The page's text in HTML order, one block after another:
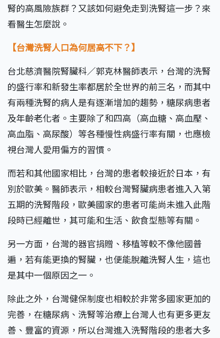
腎的高風險族群？又該如何避免走到洗腎這一步？來
看醫生怎麼說。
【台灣洗腎人口為何居高不下？】
台北慈濟醫院腎臟科／郭克林醫師表示，台灣的洗腎
的盛行率和新發生率都居於全世界的前三名，而其中
有兩種洗腎的病人是有逐漸增加的趨勢，糖尿病患者
及年齡老化者。主要除了和四高（高血糖、高血壓、
高血脂、高尿酸）等各種慢性病盛行率有關，也應檢
視台灣人愛用偏方的習慣。
而若和其他國家相比，台灣的患者較接近於日本，有
別於歐美。醫師表示，相較台灣腎臟病患者進入入第
五期的洗腎階段，歐美國家的患者可能尚未進入此階
段時已經離世，其可能和生活、飲食型態等有關。
另一方面，台灣的器官捐贈、移植等較不像他國普
遍，若有能更換的腎臟，也便能脫離洗腎人生，這也
是其中一個原因之一。
除此之外，台灣健保制度也相較於非常多國家更加的
完善，在糖尿病、洗腎等治療上台灣人也有更多更友
善、豐富的資源，所以台灣進入洗腎階段的患者大多